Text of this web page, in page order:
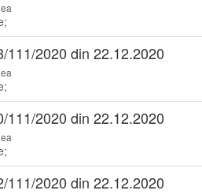
2020 din 22.12.2020
2020 din 22.12.2020
2020 din 22.12.2020